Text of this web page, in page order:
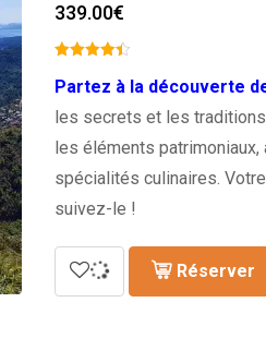
339.00€
Partez à la découverte
les secrets et les
les éléments
spécialités culinaires.
suivez-le !
Réserver